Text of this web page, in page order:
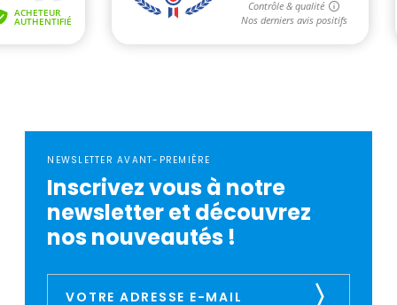
NEWSLETTER AVANT-PREMIÈRE
Inscrivez vous à notre
newsletter et découvrez
nos nouveautés !